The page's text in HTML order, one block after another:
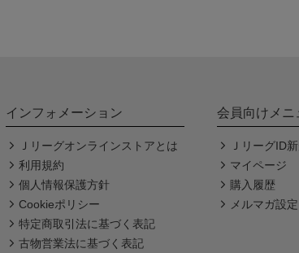
インフォメーション
Ｊリーグオンラインストアとは
利用規約
個人情報保護方針
Cookieポリシー
特定商取引法に基づく表記
古物営業法に基づく表記
会員向けメニ
ＪリーグID
マイページ
購入履歴
メルマガ設定